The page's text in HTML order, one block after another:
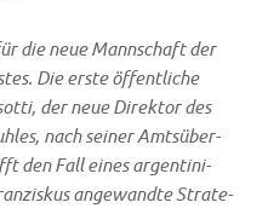
die neue Mann­schaft der
Die erste öffent­li­che
der neue Direk­tor des
nach sei­ner Amts­über­
den Fall eines argen­ti­ni­
ange­wand­te Stra­te­